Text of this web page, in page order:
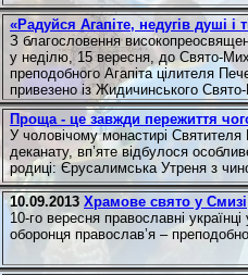
«Радуйся Агапіте, недугів душі і
З благословення
у неділю, 15 вересня, до Свято-
преподобного Агапіта цілителя
привезено із Жидичинського
Проща - це завжди пережиття
У чоловічому монастирі
деканату, вп’яте відбулося
родиці: Єрусалимська Утреня з
10.09.2013 Храмове свято у Смизі
10-го вересня православні
оборонця православ’я –